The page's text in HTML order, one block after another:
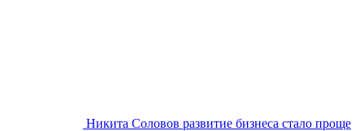
Никита Соловов развитие бизнеса стало проще